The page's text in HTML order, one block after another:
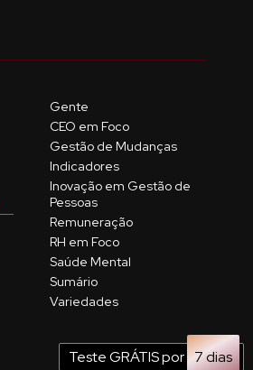
Teste GRÁTIS por 7 dias
Gente
CEO em Foco
Gestão de Mudanças
Indicadores
Inovação em Gestão de
Pessoas
Remuneração
RH em Foco
Saúde Mental
Sumário
Variedades